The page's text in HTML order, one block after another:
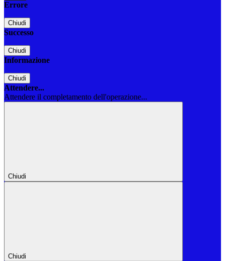
Errore
Chiudi
Successo
Chiudi
Informazione
Chiudi
Attendere...
Attendere il completamento dell'operazione...
Chiudi
Chiudi